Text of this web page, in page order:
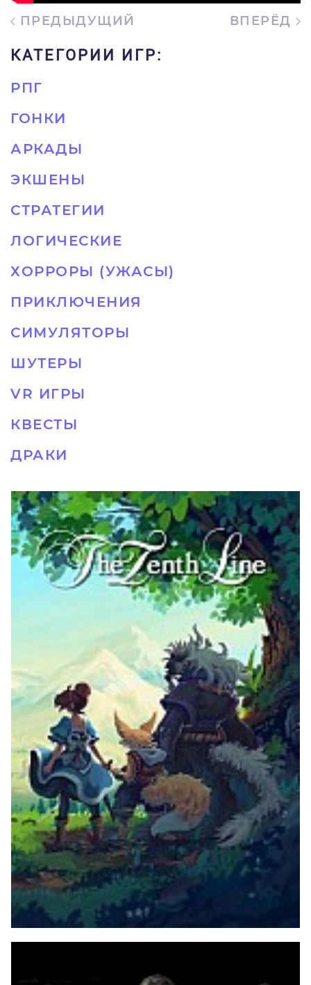
ПРЕДЫДУЩИЙ ВПЕРЁД
КАТЕГОРИИ ИГР:
РПГ
ГОНКИ
АРКАДЫ
ЭКШЕНЫ
СТРАТЕГИИ
ЛОГИЧЕСКИЕ
ХОРРОРЫ (УЖАСЫ)
ПРИКЛЮЧЕНИЯ
СИМУЛЯТОРЫ
ШУТЕРЫ
VR ИГРЫ
КВЕСТЫ
ДРАКИ